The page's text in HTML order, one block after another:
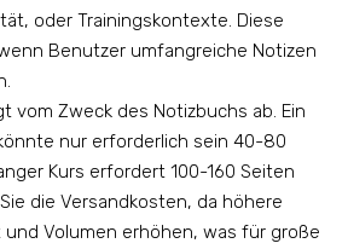
oder Trainingskontexte. Diese
Benutzer umfangreiche Notizen
vom Zweck des Notizbuchs ab. Ein
nur erforderlich sein 40-80
Kurs erfordert 100-160 Seiten
die Versandkosten, da höhere
Volumen erhöhen, was für große